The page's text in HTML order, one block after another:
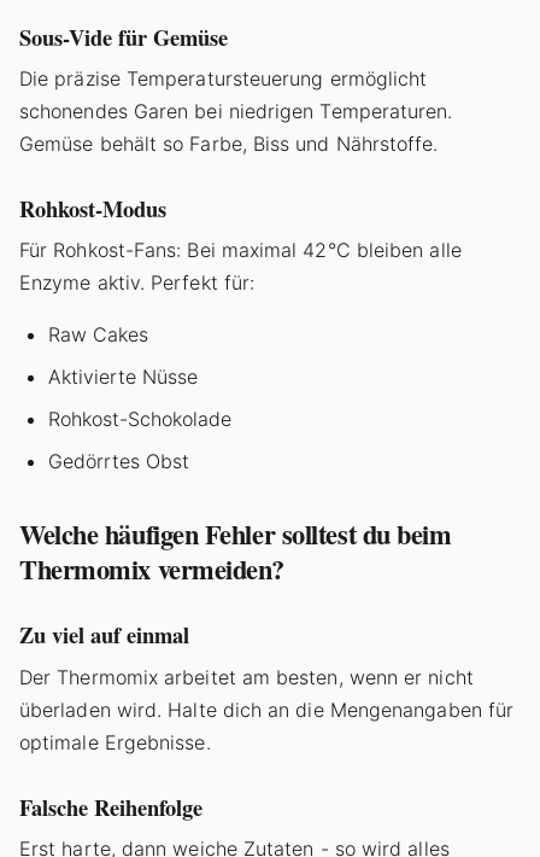
Sous-Vide für Gemüse
Die präzise Temperatursteuerung ermöglicht
schonendes Garen bei niedrigen Temperaturen.
Gemüse behält so Farbe, Biss und Nährstoffe.
Rohkost-Modus
Für Rohkost-Fans: Bei maximal 42°C bleiben alle
Enzyme aktiv. Perfekt für:
Raw Cakes
Aktivierte Nüsse
Rohkost-Schokolade
Gedörrtes Obst
Welche häufigen Fehler solltest du beim
Thermomix vermeiden?
Zu viel auf einmal
Der Thermomix arbeitet am besten, wenn er nicht
überladen wird. Halte dich an die Mengenangaben für
optimale Ergebnisse.
Falsche Reihenfolge
Erst harte, dann weiche Zutaten - so wird alles